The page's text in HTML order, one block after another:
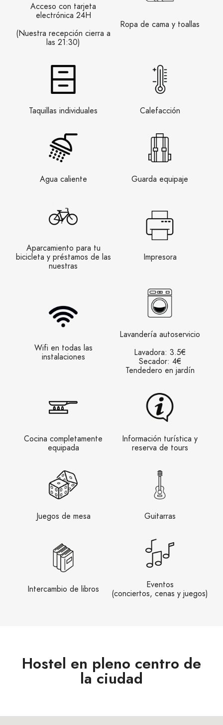
Acceso con tarjeta
electrónica 24H
(Nuestra recepción cierra a
las 21:30)
Ropa de cama y toallas
Taquillas individuales Calefacción
Agua caliente Guarda equipaje
Aparcamiento para tu
bicicleta y préstamos de las
nuestras
Impresora
Wifi en todas las
instalaciones
Lavandería autoservicio
Lavadora: 3.5€
Secador: 4€
Tendedero en jardín
Cocina completamente
equipada
Información turística y
reserva de tours
Juegos de mesa Guitarras
Intercambio de libros Eventos
(conciertos, cenas y juegos)
Hostel en pleno centro de
la ciudad